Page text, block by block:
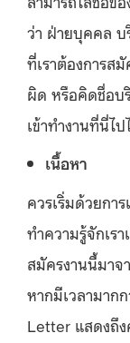
ว่า ฝ่ายบุคคล
ที่เราต้องการส
ผิด หรือคิดชื่อบ
เข้าทำงานที่นี่ไ
เนื้อหา
ควรเริ่มด้วยกา
ทำความรู้จักเร
สมัครงานนี้มาจ
หากมีเวลามาก
Letter แสดงถึ